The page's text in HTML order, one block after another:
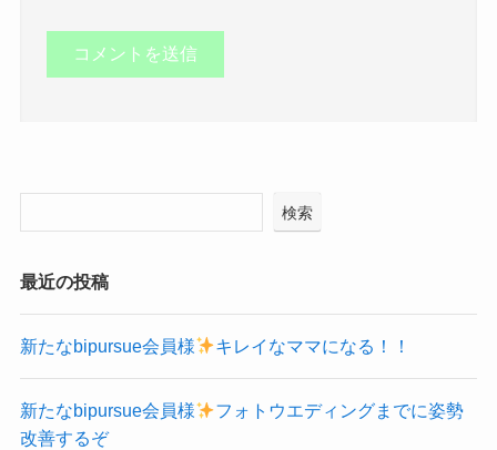
検索
最近の投稿
新たなbipursue会員様 キレイなママになる！！
新たなbipursue会員様
フォトウエディングまでに姿勢
改善するぞ